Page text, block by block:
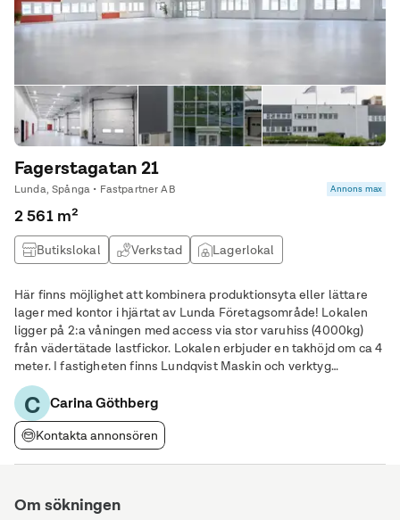
Fagerstagatan 21
Lunda, Spånga • Fastpartner AB Annons max
2 561 m²
Butikslokal Verkstad
Lagerlokal
Här finns möjlighet att kombinera produktionsyta eller lättare
lager med kontor i hjärtat av Lunda Företagsområde! Lokalen
ligger på 2:a våningen med access via stor varuhiss (4000kg)
från vädertätade lastfickor. Lokalen erbjuder en takhöjd om ca 4
meter. I fastigheten finns Lundqvist Maskin och verktyg
(Yrkesbutik) samt en padelhall. Här finns det även flera
restauranger i närområdet.
C Carina Göthberg
Kontakta annonsören
Om sökningen